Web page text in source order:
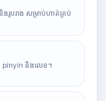
ងរូបរាង សម្រាប់ហាត់គ្រប់
pinyin និងលេខ។